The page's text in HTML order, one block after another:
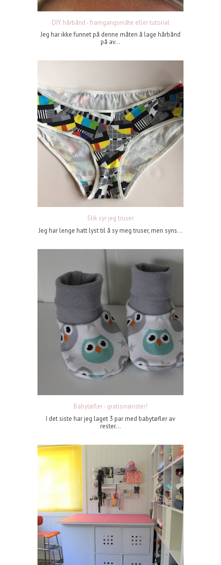
DIY hårbånd - framgangsmåte eller tutorial
Jeg har ikke funnet på denne måten å lage hårbånd
på av...
Slik syr jeg truser
Jeg har lenge hatt lyst til å sy meg truser, men syns...
Babytøfler - gratismønster!
I det siste har jeg laget 3 par med babytøfler av
rester...